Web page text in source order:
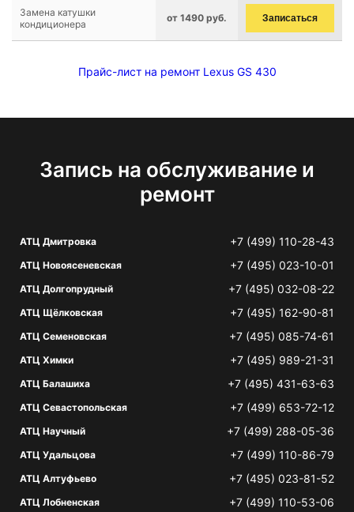
Замена катушки
кондиционера
от 1490 руб. Записаться
Прайс-лист на ремонт Lexus GS 430
Запись на обслуживание и
ремонт
АТЦ Дмитровка +7 (499) 110-28-43
АТЦ Новоясеневская +7 (495) 023-10-01
АТЦ Долгопрудный +7 (495) 032-08-22
АТЦ Щёлковская +7 (495) 162-90-81
АТЦ Семеновская +7 (495) 085-74-61
АТЦ Химки +7 (495) 989-21-31
АТЦ Балашиха +7 (495) 431-63-63
АТЦ Севастопольская +7 (499) 653-72-12
АТЦ Научный +7 (499) 288-05-36
АТЦ Удальцова +7 (499) 110-86-79
АТЦ Алтуфьево +7 (495) 023-81-52
АТЦ Лобненская +7 (499) 110-53-06